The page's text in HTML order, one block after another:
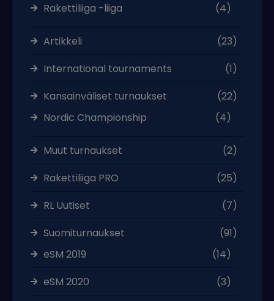
Rakettiliiga -liiga
(4)
Artikkeli
(23)
International tournaments
(1)
Kansainväliset turnaukset
(22)
Nordic Championship
(4)
Muut turnaukset
(2)
Rakettiliiga PRO
(25)
RL Uutiset
(7)
Suomiturnaukset
(91)
eSM 2019
(14)
eSM 2020
(3)